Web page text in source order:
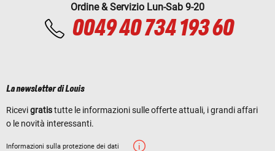
Ordine & Servizio Lun-Sab 9-20
0049 40 734 193 60
La newsletter di Louis
Ricevigratistutte le informazioni sulle offerte attuali, i grandi affari
o le novità interessanti.
Informazioni sulla protezione dei dati